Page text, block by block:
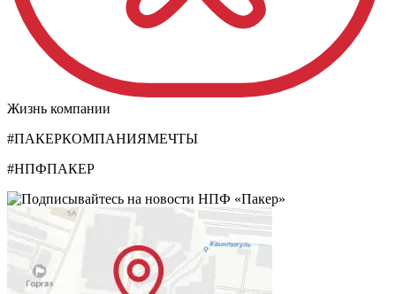
Жизнь компании
#ПАКЕРКОМПАНИЯМЕЧТЫ
#НПФПАКЕР